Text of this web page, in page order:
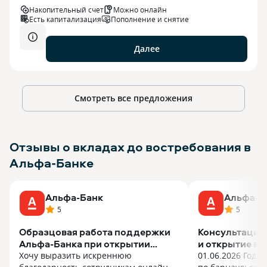
Накопительный счет
Можно онлайн
Есть капитализация
Пополнение и снятие
Далее
Смотреть все предложения
Отзывы о вкладах до востребования в
Альфа-Банке
Альфа-Банк
5
Образцовая работа поддержки
Альфа-Банка при открытии
пенсионного вклада
Хочу выразить искреннюю
Альфа-
5
и открытие
01.06.2026 Года